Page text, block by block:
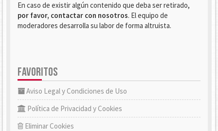
En caso de existir algún contenido que deba ser retirado,
por favor, contactar con nosotros. El equipo de
moderadores desarrolla su labor de forma altruista.
FAVORITOS
Aviso Legal y Condiciones de Uso
Política de Privacidad y Cookies
Eliminar Cookies